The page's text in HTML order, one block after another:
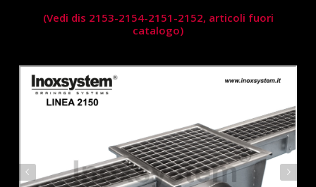
(Vedi dis 2153-2154-2151-2152, articoli fuori
catalogo)